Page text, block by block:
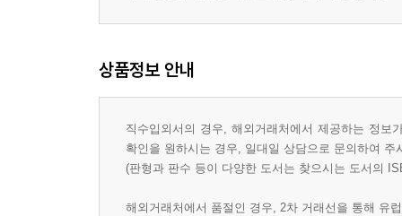
상품정보 안내
직수입외서의 경우, 해외거래처에서 제공하는 정
확인을 원하시는 경우, 일대일 상담으로 문의하여 주
(판형과 판수 등이 다양한 도서는 찾으시는 도서의
해외거래처에서 품절인 경우, 2차 거래선을 통해 유